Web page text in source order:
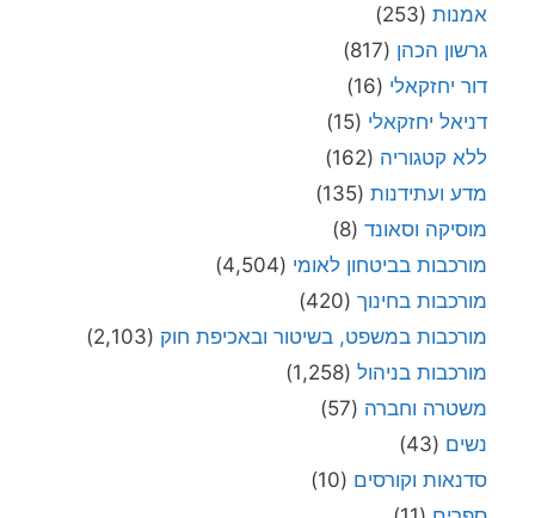
אמנות (253)
גרשון הכהן (817)
דור יחזקאלי (16)
דניאל יחזקאלי (15)
ללא קטגוריה (162)
מדע ועתידנות (135)
מוסיקה וסאונד (8)
מורכבות בביטחון לאומי (4,504)
מורכבות בחינוך (420)
מורכבות במשפט, בשיטור ובאכיפת חוק (2,103)
מורכבות בניהול (1,258)
משטרה וחברה (57)
נשים (43)
סדנאות וקורסים (10)